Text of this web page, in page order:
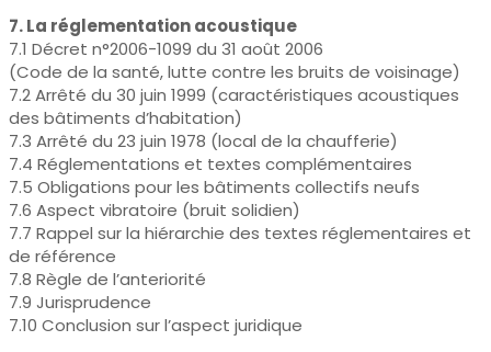
7. La réglementation acoustique
7.1 Décret n°2006-1099 du 31 août 2006
(Code de la santé, lutte contre les bruits de voisinage)
7.2 Arrêté du 30 juin 1999 (caractéristiques acoustiques
des bâtiments d’habitation)
7.3 Arrêté du 23 juin 1978 (local de la chaufferie)
7.4 Réglementations et textes complémentaires
7.5 Obligations pour les bâtiments collectifs neufs
7.6 Aspect vibratoire (bruit solidien)
7.7 Rappel sur la hiérarchie des textes réglementaires et
de référence
7.8 Règle de l’anteriorité
7.9 Jurisprudence
7.10 Conclusion sur l’aspect juridique